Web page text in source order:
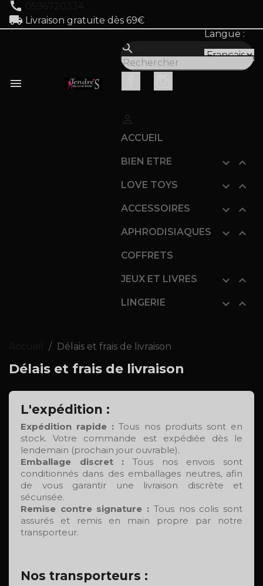
call
local_shipping Livraison gratuite dès 69€
Langue :

search
ACCUEIL
 
BIEN ETRE
 
LOVE TOYS
 
ACCESSOIRES
 
APHRODISIAQUES
COFFRETS
 
JEUX ET LIVRES
 
LINGERIE
Délais et frais de livraison
Délais et frais de livraison
L'expédition :
Expédition rapide : Tous nos produits sont en
stock. Votre commande est expédiée dès le
lendemain (prochain jour ouvrable).
Emballage discret : Tous nos envois sont
conditionnés dans des emballages neutres, afin
de vous garantir une livraison discrète et
sécurisée.
Remise contre signature : Tous nos colis sont
assurés et remis en main propre par notre
transporteur.
Nos transporteurs :